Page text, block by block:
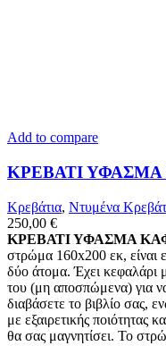
Add to compare
ΚΡΕΒΑΤΙ ΥΦΑΣΜΑ
Κρεβάτια, Ντυμένα
250,00 €
ΚΡΕΒΑΤΙ ΥΦΑΣΜΑ
στρώμα 160x200 εκ, είναι
δύο άτομα. Έχει κεφαλάρι
του (μη αποσπώμενα) για
διαβάσετε το βιβλίο σας,
με εξαιρετικής ποιότητας
θα σας μαγνητίσει. Το